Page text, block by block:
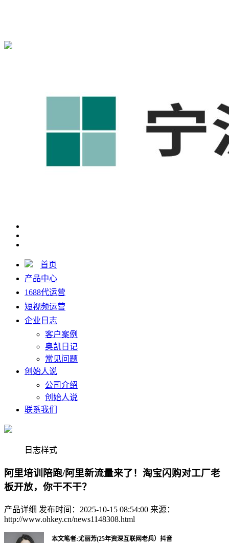
首页
产品中心
1688代运营
短视频运营
企业日志
客户案例
奥凯日记
常见问题
创始人说
公司介绍
创始人说
联系我们
日志样式
阿里培训陪跑/阿里新流量来了！淘宝闪购对工厂老
板开放，你干不干？
产品详细 发布时间：2025-10-15 08:54:00 来源：
http://www.ohkey.cn/news1148308.html
本文笔者:尤丽芳(25年资深互联网老兵）抖音